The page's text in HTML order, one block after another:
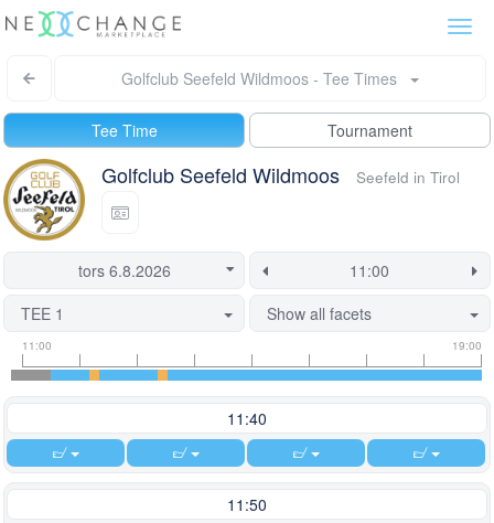
Golfclub Seefeld Wildmoos - Tee Times
Tee Time Tournament
Golfclub Seefeld Wildmoos Seefeld in Tirol
TEE 1
Show all facets
Tee
time
Flight
slot
This
start
currently
locked.
11:00 19:00
11:40
11:50